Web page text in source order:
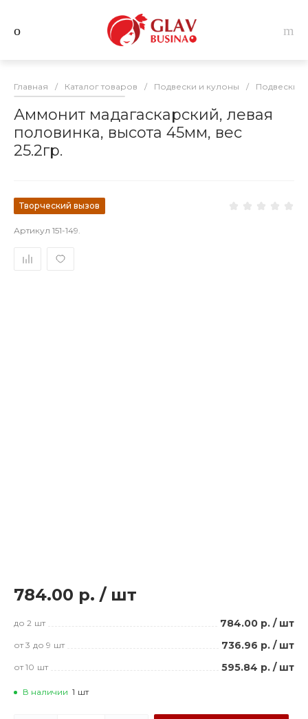
Главная / Каталог товаров / Подвески и кулоны / Подвески
Аммонит мадагаскарский, левая
половинка, высота 45мм, вес
25.2гр.
Творческий вызов
Артикул 151-149.
784.00 р. / шт
до 2 шт 784.00 р. / шт
от 3 до 9 шт 736.96 р. / шт
от 10 шт 595.84 р. / шт
В наличии 1 шт